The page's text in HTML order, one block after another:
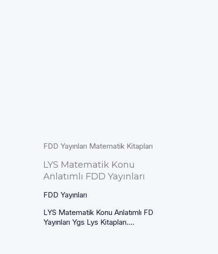
FDD Yayınları Matematik Kitapları
LYS Matematik Konu
Anlatımlı FDD Yayınları
FDD Yayınları
LYS Matematik Konu Anlatımlı FD
Yayınları Ygs Lys Kitapları....